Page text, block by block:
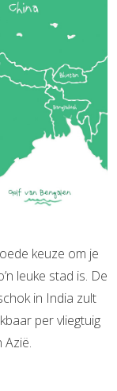
keuze om je
leuke stad is. De
in India zult
per vliegtuig